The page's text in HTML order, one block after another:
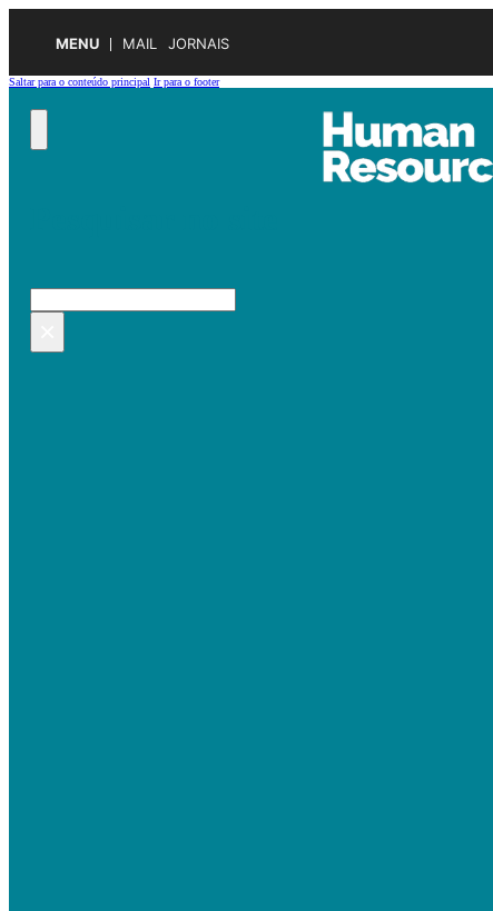
MENU MAIL JORNAIS
Saltar para o conteúdo principal Ir para o footer
Pesquisar